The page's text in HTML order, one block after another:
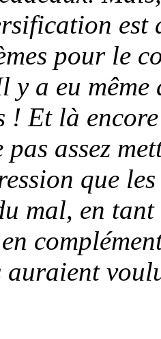
est
pour le
a eu même
! Et là
assez
que
mal, en
auraient